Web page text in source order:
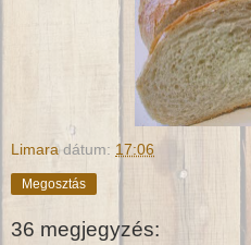
Limara dátum: 17:06
Megosztás
36 megjegyzés: